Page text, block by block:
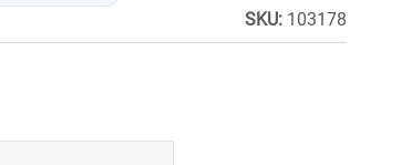
SKU: 103178